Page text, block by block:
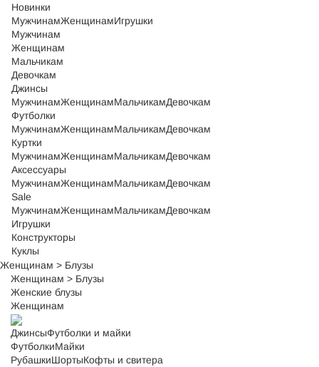
Новинки
МужчинамЖенщинамИгрушки
Мужчинам
Женщинам
Мальчикам
Девочкам
Джинсы
МужчинамЖенщинамМальчикамДевочкам
Футболки
МужчинамЖенщинамМальчикамДевочкам
Куртки
МужчинамЖенщинамМальчикамДевочкам
Аксессуары
МужчинамЖенщинамМальчикамДевочкам
Sale
МужчинамЖенщинамМальчикамДевочкам
Игрушки
Конструкторы
Куклы
Женщинам > Блузы
Женщинам > Блузы
Женские блузы
Женщинам
ДжинсыФутболки и майки
ФутболкиМайки
РубашкиШортыКофты и свитера